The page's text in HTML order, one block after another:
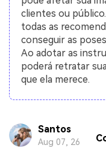
clientes ou
todas as
conseguir as
Ao adotar as
poderá retratar
que ela merece.
Santos
Aug 07, 26